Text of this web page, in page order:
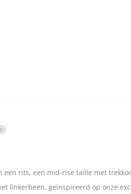
0
een rits, een mid-rise taille met
linkerbeen, geïnspireerd op onze